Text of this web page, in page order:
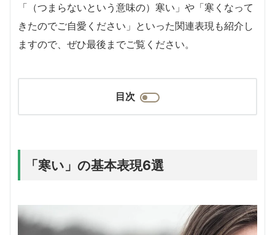
「（つまらないという意味の）寒い」や「寒くなって
きたのでご自愛ください」といった関連表現も紹介し
ますので、ぜひ最後までご覧ください。
目次
「寒い」の基本表現6選